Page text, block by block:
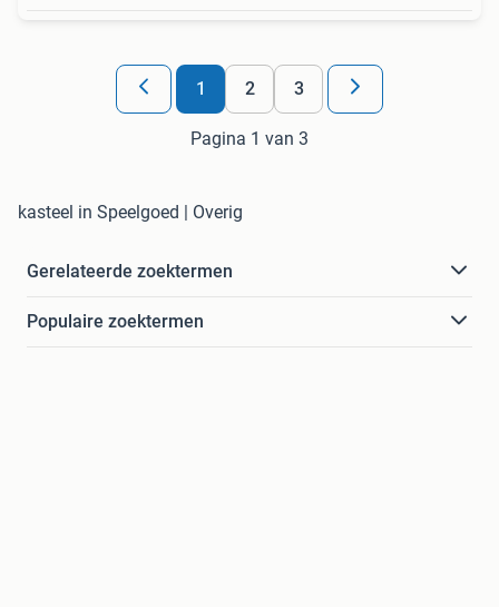
1 2 3
Pagina 1 van 3
kasteel in Speelgoed | Overig
Gerelateerde zoektermen
Populaire zoektermen